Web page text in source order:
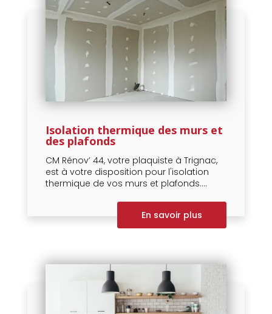
Isolation thermique des murs et
des plafonds
CM Rénov’ 44, votre plaquiste à Trignac,
est à votre disposition pour l'isolation
thermique de vos murs et plafonds....
En savoir plus